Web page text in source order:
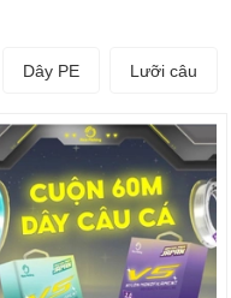
Dây PE Lưỡi câu